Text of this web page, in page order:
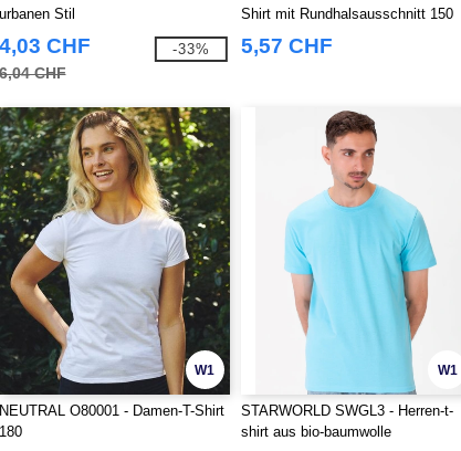
urbanen Stil
4,03 CHF
CHF
-33%
Shirt mit Rundhalsausschnitt 150
5,57 CHF
W1
NEUTRAL O80001 - Damen-T-Shirt
180
W1
STARWORLD SWGL3 - Herren-t-
shirt aus bio-baumwolle